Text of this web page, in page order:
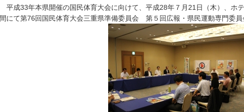
平成33年本県開催の国民体育大会に向けて、平成28年７月21日（木）、
間にて第76回国民体育大会三重県準備委員会 第５回広報・県民運動専門